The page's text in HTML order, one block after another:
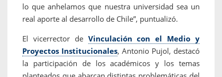
lo que anhelamos que nuestra universidad sea un
real aporte al desarrollo de Chile”, puntualizó.
El vicerrector de Vinculación con el Medio y
Proyectos Institucionales, Antonio Pujol, destacó
la participación de los académicos y los temas